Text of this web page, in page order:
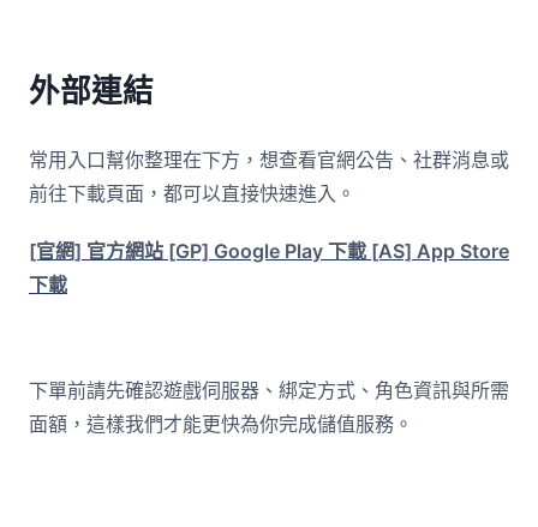
外部連結
常用入口幫你整理在下方，想查看官網公告、社群消息或
前往下載頁面，都可以直接快速進入。
[官網] 官方網站 [GP] Google Play 下載 [AS] App Store
下載
下單前請先確認遊戲伺服器、綁定方式、角色資訊與所需
面額，這樣我們才能更快為你完成儲值服務。